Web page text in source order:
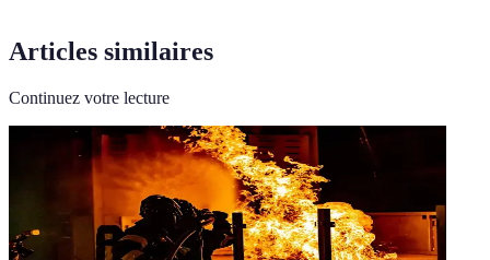
Articles similaires
Continuez votre lecture